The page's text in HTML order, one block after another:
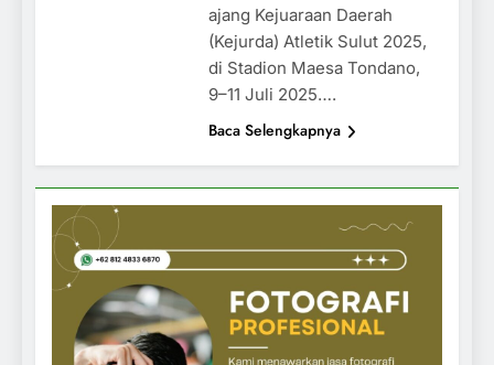
ajang Kejuaraan Daerah
(Kejurda) Atletik Sulut 2025,
di Stadion Maesa Tondano,
9–11 Juli 2025….
Baca Selengkapnya